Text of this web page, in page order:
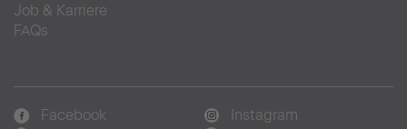
Job & Karriere
FAQs
Facebook
Instagram